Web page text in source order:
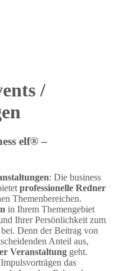
/
elf® –
: Die business
professionelle Redner
Themenbereichen.
in Ihrem Themengebiet
Ihrer Persönlichkeit zum
bei. Denn der Beitrag von
Anteil aus,
Veranstaltung geht.
das